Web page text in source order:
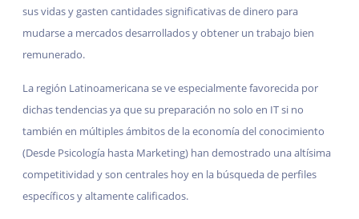
sus vidas y gasten cantidades significativas de dinero para
mudarse a mercados desarrollados y obtener un trabajo bien
remunerado.
La región Latinoamericana se ve especialmente favorecida por
dichas tendencias ya que su preparación no solo en IT si no
también en múltiples ámbitos de la economía del conocimiento
(Desde Psicología hasta Marketing) han demostrado una altísima
competitividad y son centrales hoy en la búsqueda de perfiles
específicos y altamente calificados.